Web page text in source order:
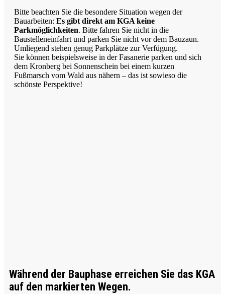
Bitte beachten Sie die besondere Situation wegen der
Bauarbeiten: Es gibt direkt am KGA keine
Parkmöglichkeiten. Bitte fahren Sie nicht in die
Baustelleneinfahrt und parken Sie nicht vor dem Bauzaun.
Umliegend stehen genug Parkplätze zur Verfügung.
Sie können beispielsweise in der Fasanerie parken und sich
dem Kronberg bei Sonnenschein bei einem kurzen
Fußmarsch vom Wald aus nähern – das ist sowieso die
schönste Perspektive!
Während der Bauphase erreichen Sie das KGA
auf den markierten Wegen.